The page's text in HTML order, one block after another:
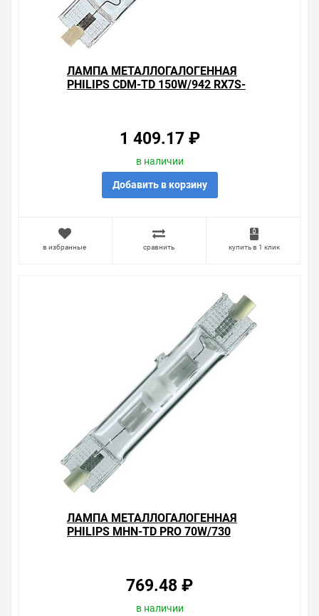
ЛАМПА МЕТАЛЛОГАЛОГЕННАЯ
PHILIPS CDM-TD 150W/942 RX7S-
1 409.17 ₽
в наличии
Добавить в корзину
в избранные сравнить купить в 1 клик
ЛАМПА МЕТАЛЛОГАЛОГЕННАЯ
PHILIPS MHN-TD PRO 70W/730
769.48 ₽
в наличии